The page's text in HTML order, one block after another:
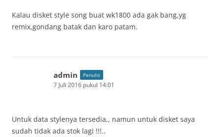
Kalau disket style song buat wk1800 ada gak bang,yg
remix,gondang batak dan karo patam.
admin Penulis
7 Juli 2016 pukul 14:01
Untuk data stylenya tersedia,, namun untuk disket saya
sudah tidak ada stok lagi !!!..